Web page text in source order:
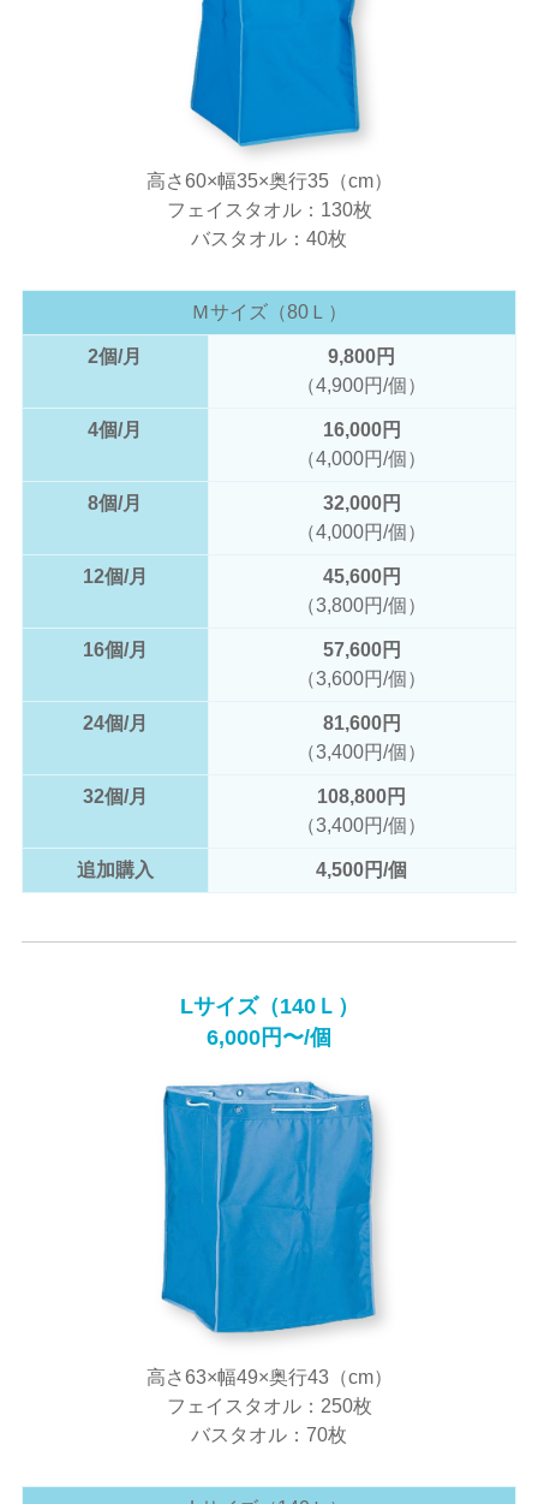
高さ60×幅35×奥行35（cm）
フェイスタオル：130枚
バスタオル：40枚
Ｍサイズ（80Ｌ）
2個/月
9,800円
（4,900円/個）
4個/月
16,000円
（4,000円/個）
8個/月
32,000円
（4,000円/個）
12個/月
45,600円
（3,800円/個）
16個/月
57,600円
（3,600円/個）
24個/月
81,600円
（3,400円/個）
32個/月
108,800円
（3,400円/個）
追加購入 4,500円/個
Lサイズ（140Ｌ）
6,000円〜/個
高さ63×幅49×奥行43（cm）
フェイスタオル：250枚
バスタオル：70枚